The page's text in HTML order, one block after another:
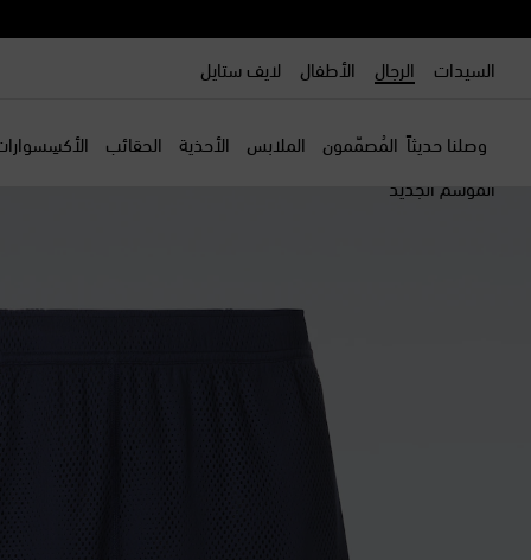
السيدات الرجال الأطفال لايف ستايل
وصلنا حديثاً المُصمّمون الملابس الأحذية الحقائب
الموسم الجديد